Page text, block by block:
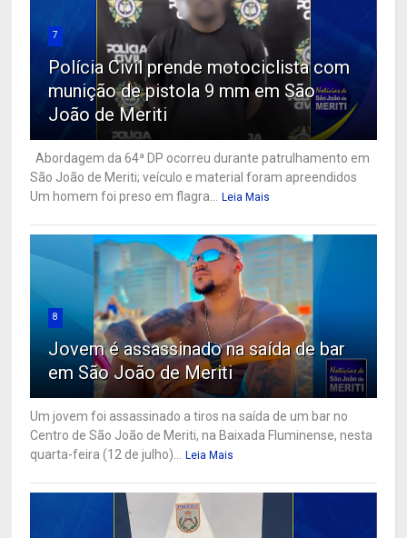
7
Polícia Civil prende motociclista com
munição de pistola 9 mm em São
João de Meriti
Abordagem da 64ª DP ocorreu durante patrulhamento em
São João de Meriti; veículo e material foram apreendidos
Um homem foi preso em flagra... Leia Mais
8
Jovem é assassinado na saída de bar
em São João de Meriti
Um jovem foi assassinado a tiros na saída de um bar no
Centro de São João de Meriti, na Baixada Fluminense, nesta
quarta-feira (12 de julho)... Leia Mais